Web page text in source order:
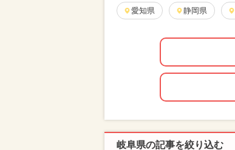
愛知県 静岡県
岐阜県の記事を絞り込む